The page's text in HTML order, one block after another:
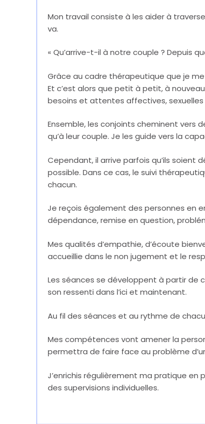
Mon travail consiste à les aider à
va.
« Qu’arrive-t-il à notre couple ? Depuis
Grâce au cadre thérapeutique que je
Et c’est alors que petit à petit, à
besoins et attentes affectives,
Ensemble, les conjoints cheminent vers
qu’à leur couple. Je les guide vers la
Cependant, il arrive parfois qu’ils soient
possible. Dans ce cas, le suivi
chacun.
Je reçois également des personnes en
dépendance, remise en question,
Mes qualités d’empathie, d’écoute
accueillie dans le non jugement et le
Les séances se développent à partir de
son ressenti dans l’ici et maintenant.
Au fil des séances et au rythme de
Mes compétences vont amener la
permettra de faire face au problème
J’enrichis régulièrement ma pratique
des supervisions individuelles.